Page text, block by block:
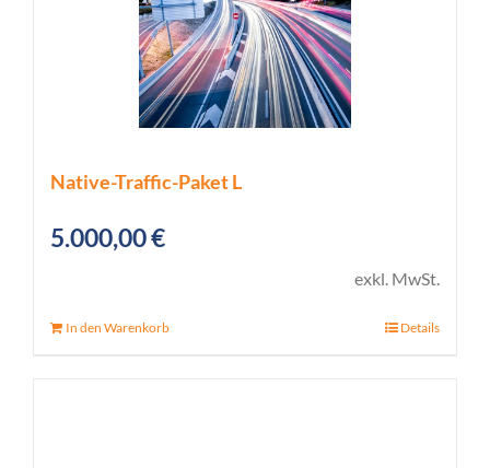
Native-Traffic-Paket L
5.000,00€
exkl. MwSt.
In den Warenkorb Details